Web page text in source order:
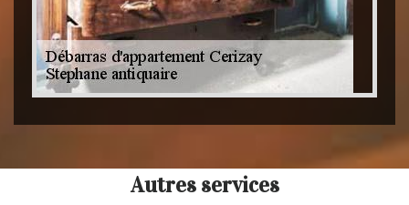
Autres services